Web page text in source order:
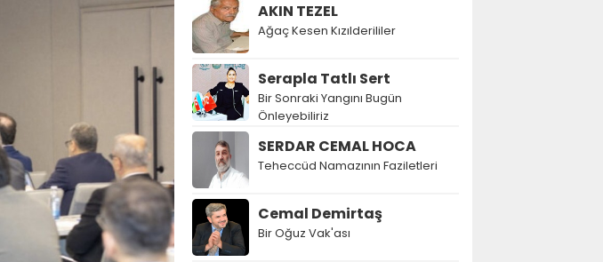
AKIN TEZEL
Ağaç Kesen Kızılderililer
Serapla Tatlı Sert
Bir Sonraki Yangını Bugün
Önleyebiliriz
SERDAR CEMAL HOCA
Teheccüd Namazının Faziletleri
Cemal Demirtaş
Bir Oğuz Vak'ası